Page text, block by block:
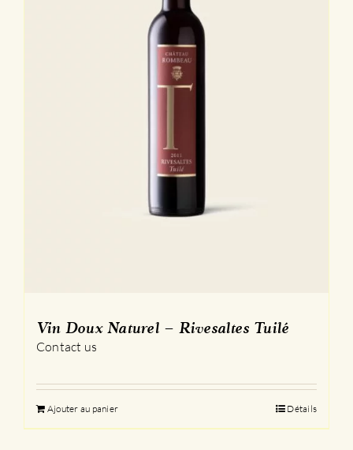
Vin Doux Naturel – Rivesaltes Tuilé
Contact us
Ajouter au panier Détails